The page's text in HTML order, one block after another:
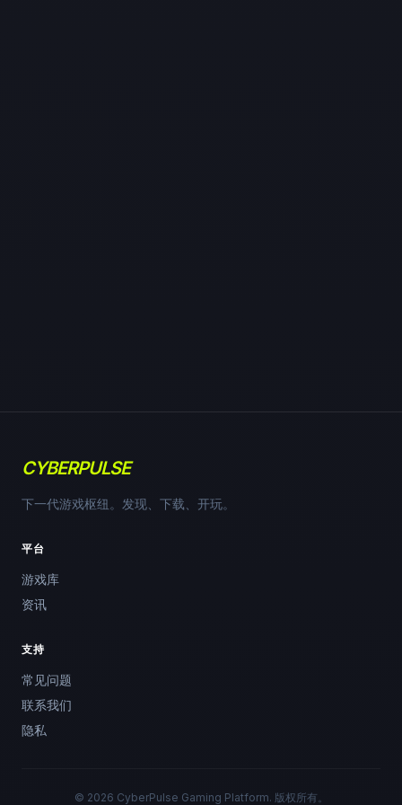
CYBERPULSE
下一代游戏枢纽。发现、下载、开玩。
平台
游戏库
资讯
支持
常见问题
联系我们
隐私
© 2026 CyberPulse Gaming Platform. 版权所有。